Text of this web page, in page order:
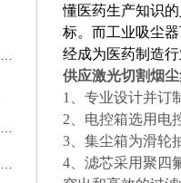
懂医药生产知识
标。而工业吸尘
经成为医药制造
供应激光切割烟
1、专业设计并订
2、电控箱选用电
3、集尘箱为滑轮
4、滤芯采用聚四